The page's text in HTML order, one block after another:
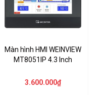
Màn hình HMI WEINVIEW
MT8051IP 4.3 Inch
3.600.000₫